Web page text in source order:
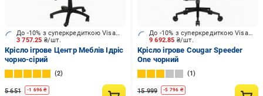
3 757.25 ₴/шт.
До -10% з суперкредиткою Visa Вигода
Крісло ігрове Центр Меблів Ідріс
чорно-сірий
2
5 651 -1 696 ₴
9 692.85 ₴/шт.
До -10% з суперкредиткою Visa Вигода
Крісло ігрове Cougar Speeder
One чорний
1
15 999 -5 796 ₴